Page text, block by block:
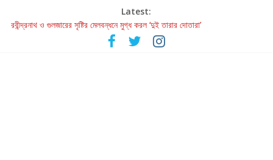
Latest:
রবীন্দ্রনাথ ও গুলজারের সৃষ্টির মেলবন্ধনে মুগ্ধ করল ‘দুই তারার দোতারা’
কলের গান থেকে রীলস্ — বাঙালির গান শোনার বিবর্তনের গল্প